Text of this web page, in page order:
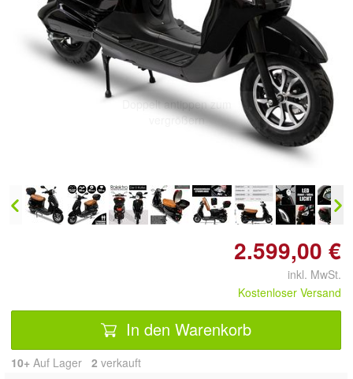
Doppelt antippen zum
vergrößern
2.599,00 €
inkl. MwSt.
Kostenloser Versand
In den Warenkorb
10+ Auf Lager 2 verkauft